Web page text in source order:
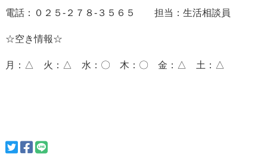
電話：０２５-２７８-３５６５ 担当：生活相談員
☆空き情報☆
月：△ 火：△ 水：〇 木：〇 金：△ 土：△